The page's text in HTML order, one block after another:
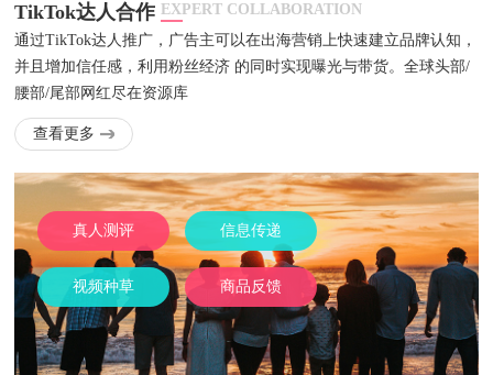
TikTok达人合作 EXPERT COLLABORATION
通过TikTok达人推广，广告主可以在出海营销上快速建立品牌认知，
并且增加信任感，利用粉丝经济 的同时实现曝光与带货。全球头部/
腰部/尾部网红尽在资源库
查看更多
真人测评 信息传递
视频种草 商品反馈